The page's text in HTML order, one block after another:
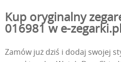
Kup oryginalny
016981 w e-zegarki.pl
Zamów już dziś i dodaj swojej